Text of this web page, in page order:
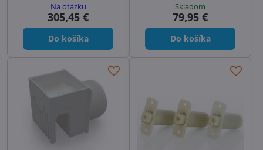
Na otázku
305,45 €
Do košíka
Skladom
79,95 €
Do košíka